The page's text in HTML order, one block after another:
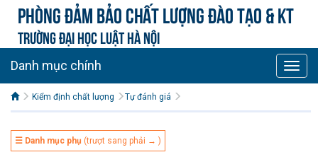
Phòng Đảm bảo chất lượng đào tạo & KT
TRƯỜNG ĐẠI HỌC LUẬT HÀ NỘI
Toggle
Danh mục chính
Kiểm định chất lượng Tự đánh giá
☰ Danh mục phụ (trượt sang phải → )